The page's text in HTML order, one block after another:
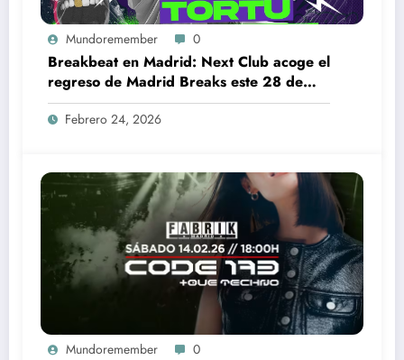
Mundoremember 0
Breakbeat en Madrid: Next Club acoge el
regreso de Madrid Breaks este 28 de
febrero
Febrero 24, 2026
Mundoremember 0